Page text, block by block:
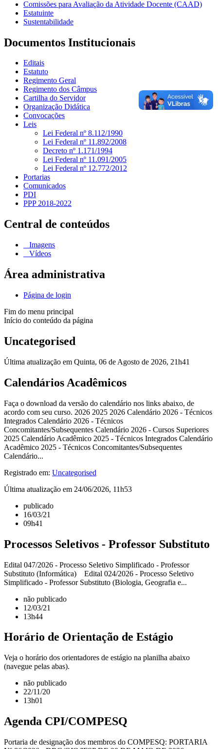
Comissões para Avaliação da Atividade Docente (CAAD)
Estatuinte
Sustentabilidade
Documentos Institucionais
Editais
Estatuto
Regimento Geral
Regimento dos Câmpus
Cartilha do Servidor
Organização Didática
Convocações
Leis
Lei Federal nº 8.112/1990
Lei Federal nº 11.892/2008
Decreto nº 1.171/1994
Lei Federal nº 11.091/2005
Lei Federal nº 12.772/2012
Portarias
Comunicados
PDI
PPP 2018-2022
Central de conteúdos
Imagens
Vídeos
Área administrativa
Página de login
Fim do menu principal
Início do conteúdo da página
Uncategorised
Última atualização em Quinta, 06 de Agosto de 2026, 21h41
Calendários Acadêmicos
Faça o download da versão do calendário nos links abaixo, de
acordo com seu curso. 2026 2025 2026 Calendário 2026 - Técnicos
Integrados Calendário 2026 - Técnicos
Concomitantes/Subsequentes Calendário 2026 - Cursos Superiores
2025 Calendário Acadêmico 2025 - Técnicos Integrados Calendário
Acadêmico 2025 - Técnicos Concomitantes/Subsequentes
Calendário...
Registrado em: Uncategorised
Última atualização em 24/06/2026, 11h53
publicado
16/03/21
09h41
Processos Seletivos - Professor Substituto
Edital 047/2026 - Processo Seletivo Simplificado - Professor
Substituto (Informática) Edital 024/2026 - Processo Seletivo
Simplificado - Professor Substituto (Biologia, Geografia e...
não publicado
12/03/21
13h44
Horário de Orientação de Estágio
Veja o horário dos orientadores de estágio na planilha abaixo
(navegue pelas abas).
não publicado
22/11/20
13h01
Agenda CPI/COMPESQ
Portaria de designação dos membros do COMPESQ: PORTARIA